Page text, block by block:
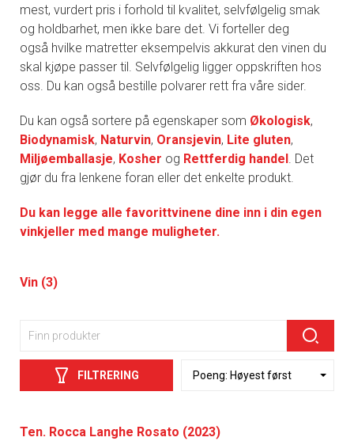
mest, vurdert pris i forhold til kvalitet, selvfølgelig smak
og holdbarhet, men ikke bare det. Vi forteller deg
også hvilke matretter eksempelvis akkurat den vinen du
skal kjøpe passer til. Selvfølgelig ligger oppskriften hos
oss. Du kan også bestille polvarer rett fra våre sider.
Du kan også sortere på egenskaper som Økologisk,
Biodynamisk, Naturvin, Oransjevin, Lite gluten,
Miljøemballasje, Kosher og Rettferdig handel. Det
gjør du fra lenkene foran eller det enkelte produkt.
Du kan legge alle favorittvinene dine inn i din egen
vinkjeller med mange muligheter.
Vin (3)
FILTRERING
Ten. Rocca Langhe Rosato (2023)